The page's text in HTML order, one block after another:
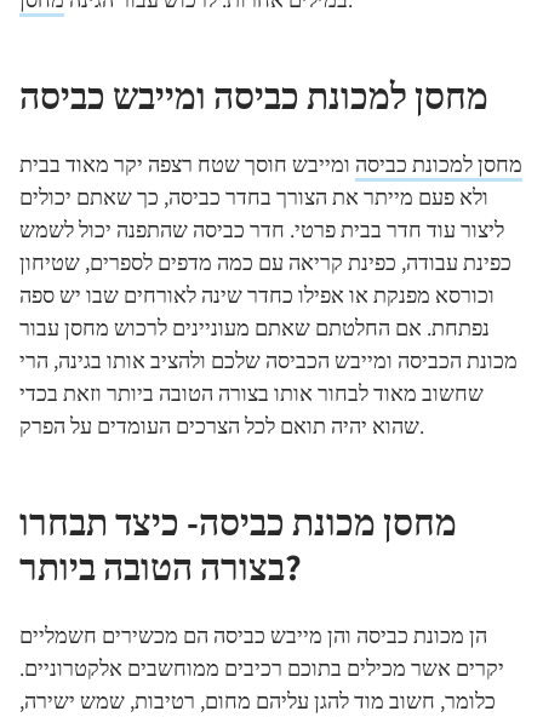
מחסן למכונת כביסה ומייבש כביסה
מחסן למכונת כביסה ומייבש חוסך שטח רצפה יקר מאוד בבית
ולא פעם מייתר את הצורך בחדר כביסה, כך שאתם יכולים
ליצור עוד חדר בבית פרטי. חדר כביסה שהתפנה יכול לשמש
כפינת עבודה, כפינת קריאה עם כמה מדפים לספרים, שטיחון
וכורסא מפנקת או אפילו כחדר שינה לאורחים שבו יש ספה
נפתחת. אם החלטתם שאתם מעוניינים לרכוש מחסן עבור
מכונת הכביסה ומייבש הכביסה שלכם ולהציב אותו בגינה, הרי
שחשוב מאוד לבחור אותו בצורה הטובה ביותר וזאת בכדי
שהוא יהיה תואם לכל הצרכים העומדים על הפרק.
מחסן מכונת כביסה- כיצד תבחרו
בצורה הטובה ביותר?
הן מכונת כביסה והן מייבש כביסה הם מכשירים חשמליים
יקרים אשר מכילים בתוכם רכיבים ממוחשבים אלקטרוניים.
כלומר, חשוב מוד להגן עליהם מחום, רטיבות, שמש ישירה,